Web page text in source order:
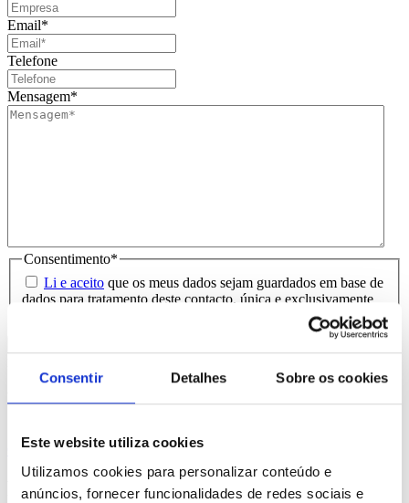
Consentir Detalhes Sobre os cookies
Este website utiliza cookies
Utilizamos cookies para personalizar conteúdo e
anúncios, fornecer funcionalidades de redes sociais e
Email*
Telefone
Mensagem*
Consentimento*
Li e aceito que os meus dados sejam guardados em base de
dados para tratamento deste contacto, única e exclusivamente
Comprar
Purus